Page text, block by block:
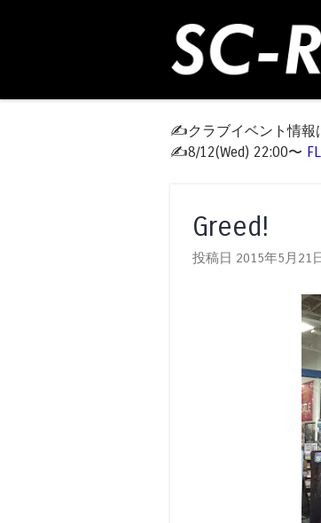
✍️クラブイベント情報
✍️8/12(Wed) 22:00〜
Greed!
投稿日 2015年5月21